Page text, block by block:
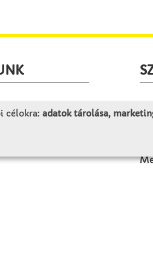
célokra: adatok tárolása,